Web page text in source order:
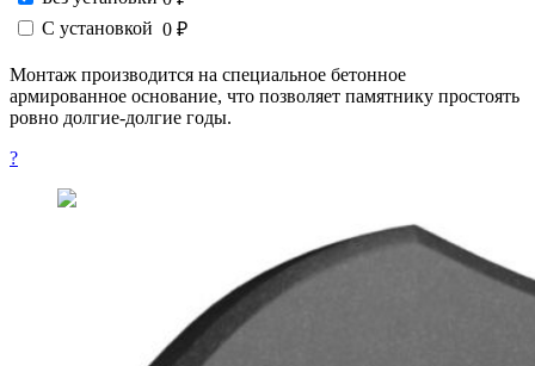
С установкой 0 ₽
Монтаж производится на специальное бетонное
армированное основание, что позволяет памятнику простоять
ровно долгие-долгие годы.
?